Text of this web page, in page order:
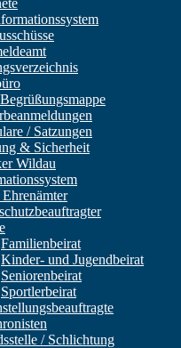
/ Satzungen
& Sicherheit
Wildau
Familienbeirat
Kinder- und Jugendbeirat
Seniorenbeirat
Sportlerbeirat
/ Schlichtung